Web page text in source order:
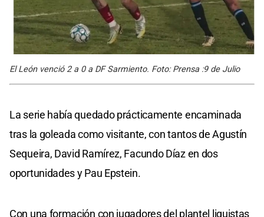
El León venció 2 a 0 a DF Sarmiento. Foto: Prensa :9 de Julio
La serie había quedado prácticamente encaminada
tras la goleada como visitante, con tantos de Agustín
Sequeira, David Ramírez, Facundo Díaz en dos
oportunidades y Pau Epstein.
Con una formación con jugadores del plantel liguistas